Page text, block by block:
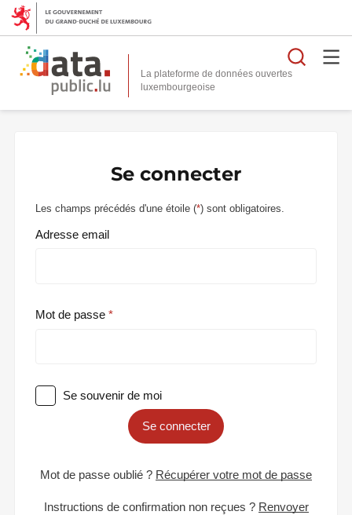
La plateforme de données ouvertes
Se connecter
Les champs précédés d'une étoile (*) sont obligatoires.
Adresse email
Mot de passe
Se souvenir de moi
Se connecter
Mot de passe oublié ? Récupérer votre mot de passe
Instructions de confirmation non reçues ? Renvoyer